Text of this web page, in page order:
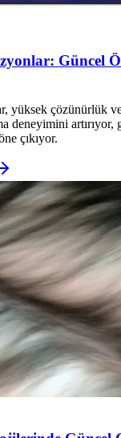
Güncel
yüksek çözünürlük
deneyimini artırıyor,
çıkıyor.